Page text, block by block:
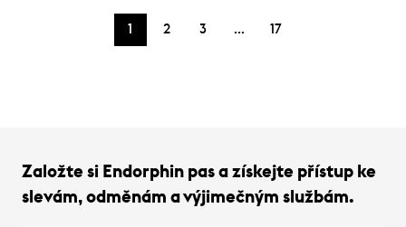
1 2 3 … 17
Založte si Endorphin pas a získejte přístup ke
slevám, odměnám a výjimečným službám.